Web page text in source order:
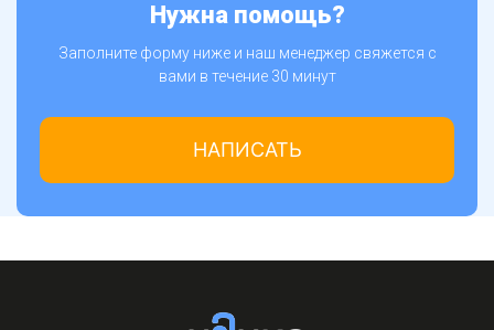
Нужна помощь?
Заполните форму ниже и наш менеджер свяжется с
вами в течение 30 минут
НАПИСАТЬ